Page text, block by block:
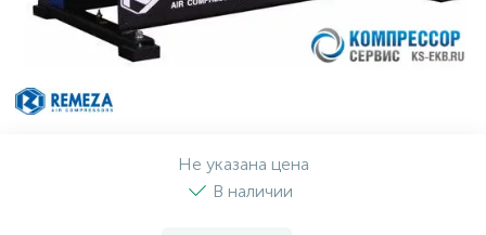
Не указана цена
В наличии